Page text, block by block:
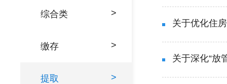
综合类 >
缴存 >
提取 >
关于优化住
关于深化“放